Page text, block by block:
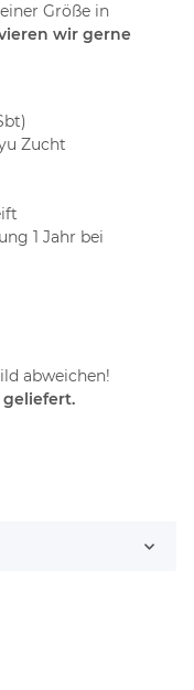
Größe in
wir gerne
Zucht
1 Jahr bei
abweichen!